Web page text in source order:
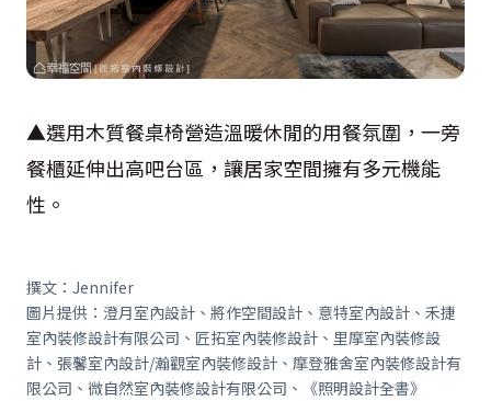
▲選用木質餐桌椅營造溫暖休閒的用餐氛圍，一旁
餐櫃延伸出高吧台區，讓居家空間擁有多元機能
性。
撰文：Jennifer
圖片提供：澄月室內設計、將作空間設計、意特室內設計、禾捷
室內裝修設計有限公司、匠拓室內裝修設計、里摩室內裝修設
計、張馨室內設計/瀚觀室內裝修設計、摩登雅舍室內裝修設計有
限公司、微自然室內裝修設計有限公司、《照明設計全書》